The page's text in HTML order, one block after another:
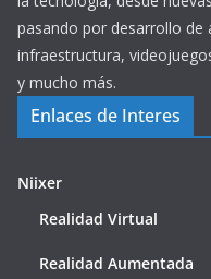
pasando por desarrollo de
infraestructura,
y mucho más.
Enlaces de Interes
Niixer
Realidad Virtual
Realidad Aumentada